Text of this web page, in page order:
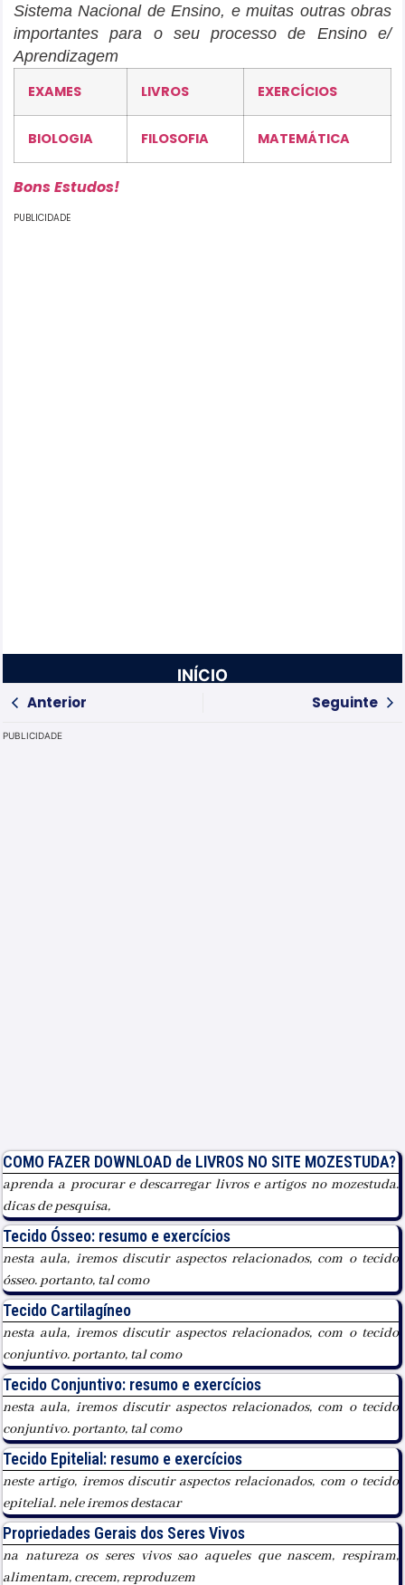
Sistema Nacional de Ensino, e muitas outras obras
importantes para o seu processo de Ensino e/
Aprendizagem
EXAMES
LIVROS EXERCÍCIOS
BIOLOGIA FILOSOFIA MATEMÁTICA
Bons Estudos!
PUBLICIDADE
INÍCIO
Anterior
Seguinte
PUBLICIDADE
COMO FAZER DOWNLOAD de LIVROS NO SITE MOZESTUDA?
aprenda a procurar e descarregar livros e artigos no mozestuda.
dicas de pesquisa,
Tecido Ósseo: resumo e exercícios
nesta aula, iremos discutir aspectos relacionados, com o tecido
ósseo. portanto, tal como
Tecido Cartilagíneo
nesta aula, iremos discutir aspectos relacionados, com o tecido
conjuntivo. portanto, tal como
Tecido Conjuntivo: resumo e exercícios
nesta aula, iremos discutir aspectos relacionados, com o tecido
conjuntivo. portanto, tal como
Tecido Epitelial: resumo e exercícios
neste artigo, iremos discutir aspectos relacionados, com o tecido
epitelial. nele iremos destacar
Propriedades Gerais dos Seres Vivos
na natureza os seres vivos sao aqueles que nascem, respiram,
alimentam, crecem, reproduzem